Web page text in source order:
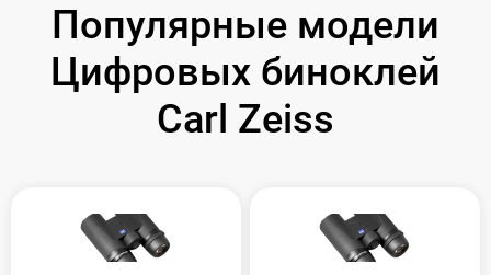
Популярные модели
Цифровых биноклей
Carl Zeiss